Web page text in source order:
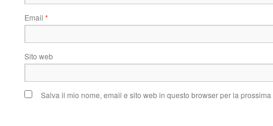
Email *
Sito web
Salva il mio nome, email e sito web in questo browser per la